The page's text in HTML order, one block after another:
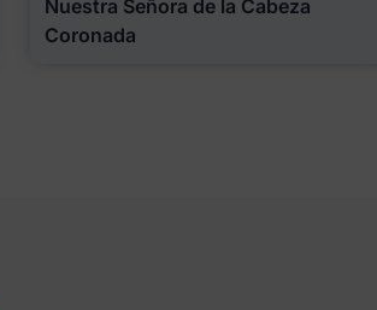
Nuestra Señora de la Cabeza
Coronada